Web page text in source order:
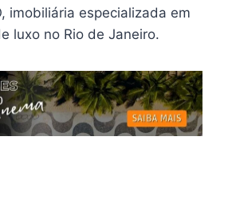
imobiliária especializada em
luxo no Rio de Janeiro.